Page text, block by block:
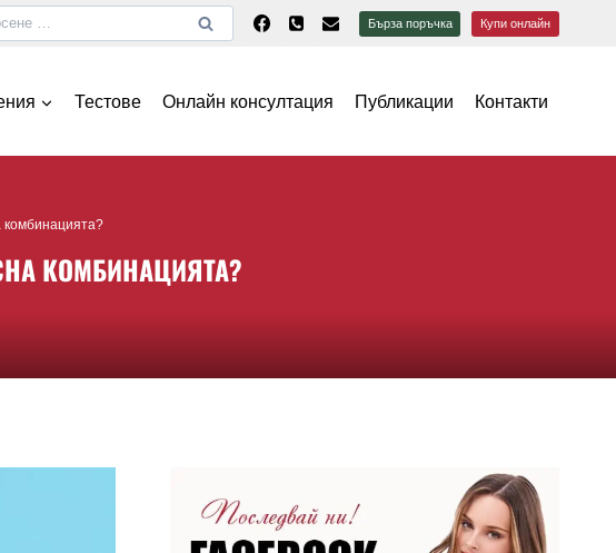
Бърза поръчка Купи онлайн
Тестове Онлайн консултация Публикации Контакти
комбинацията?
КОМБИНАЦИЯТА?